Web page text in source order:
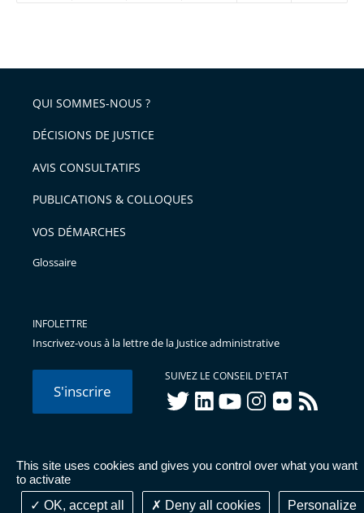
This site uses cookies and gives you control over what you want
to activate
OK, accept all
Deny all cookies Personalize
arriver
après
l'article
pour
avant
QUI SOMMES-NOUS ?
DÉCISIONS DE JUSTICE
AVIS CONSULTATIFS
PUBLICATIONS & COLLOQUES
VOS DÉMARCHES
Glossaire
INFOLETTRE
Inscrivez-vous à la lettre de la Justice administrative
S'inscrire
SUIVEZ LE CONSEIL D'ETAT
twitterlinkedInyoutubeinstagram
flickr rss
© Conseil d'État 2026 - Mentions légales
Données
personnelles-Publications administratives-Accessibilité :
partiellement conforme